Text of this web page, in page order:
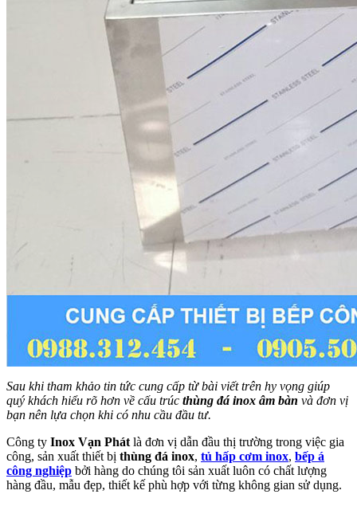
Sau khi tham khảo tin tức cung cấp từ bài viết trên hy vọng giúp
quý khách hiểu rõ hơn về cấu trúc thùng đá inox âm bàn và đơn vị
bạn nên lựa chọn khi có nhu cầu đầu tư.
Công ty Inox Vạn Phát là đơn vị dẫn đầu thị trường trong việc gia
công, sản xuất thiết bị thùng đá inox, tủ hấp cơm inox, bếp á
công nghiệp bởi hàng do chúng tôi sản xuất luôn có chất lượng
hàng đầu, mẫu đẹp, thiết kế phù hợp với từng không gian sử dụng.